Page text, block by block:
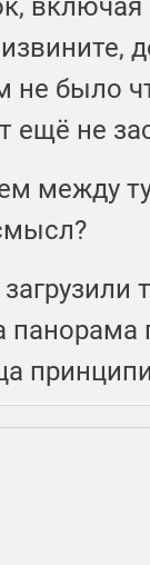
включая
не было
ещё не
между
панорама